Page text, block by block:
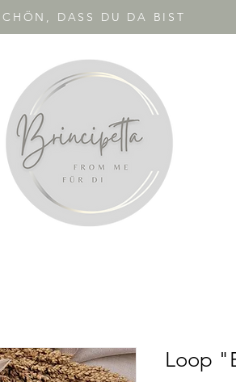
DASS DU DA BIST
Loop